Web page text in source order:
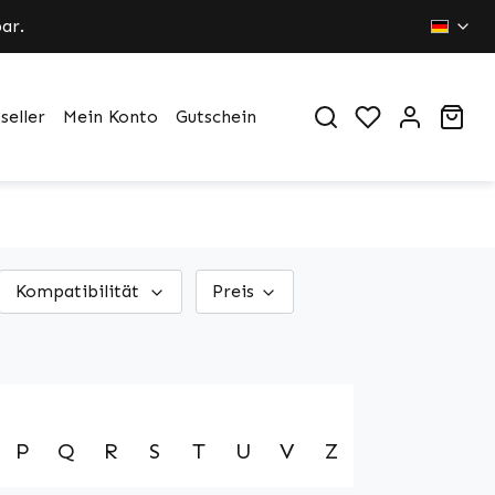
Mein Konto Gutschein Du hast 0
Kompatibilität Preis
P Q R S T U V Z